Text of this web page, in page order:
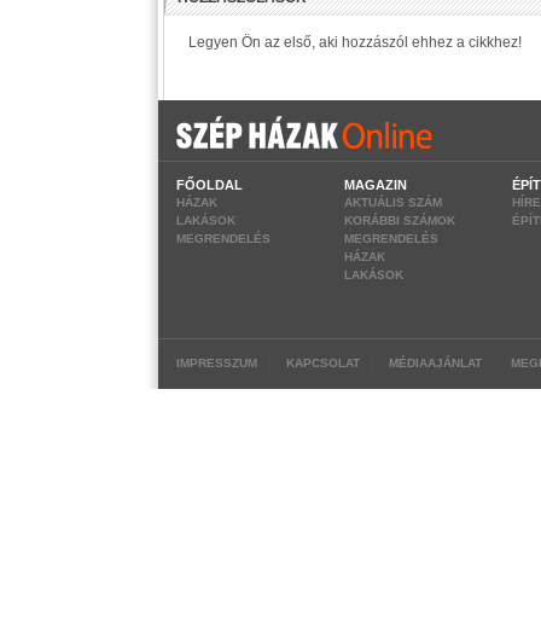
FŐOLDAL
HÁZAK
LAKÁSOK
MEGRENDELÉS
MAGAZIN
AKTUÁLIS SZÁM
KORÁBBI SZÁMOK
MEGRENDELÉS
HÁZAK
LAKÁSOK
IMPRESSZUM KAPCSOLAT MÉDIAAJÁNLAT